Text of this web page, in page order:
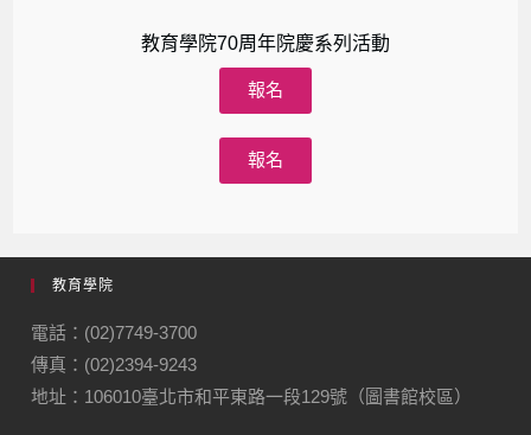
教育學院70周年院慶系列活動
報名
報名
教育學院
電話：(02)7749-3700
傳真：(02)2394-9243
地址：106010臺北市和平東路一段129號（圖書館校區）